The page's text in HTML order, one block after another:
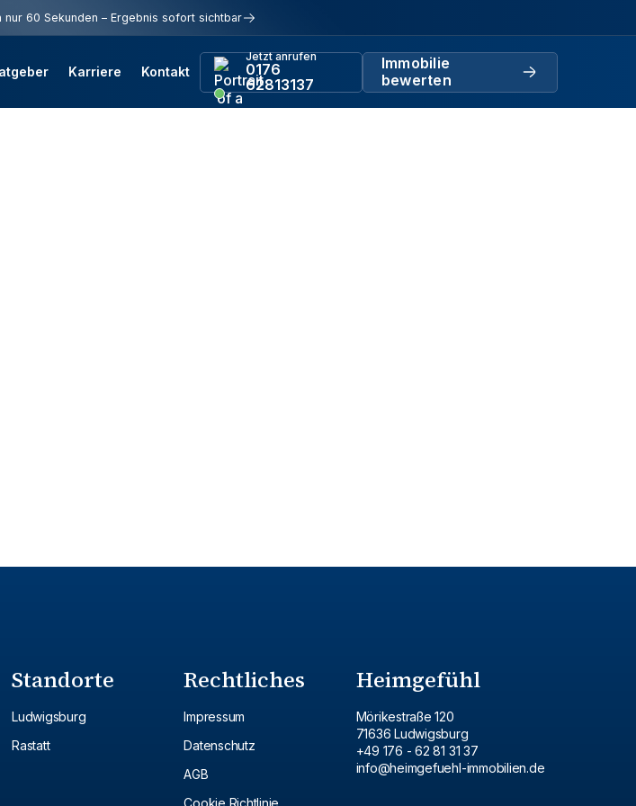
60 Sekunden – Ergebnis sofort sichtbar
Karriere Kontakt
Jetzt anrufen
0176
62813137
Immobilie
bewerten
Standorte
Ludwigsburg
Rastatt
Rechtliches
Impressum
Datenschutz
AGB
Cookie Richtlinie
Heimgefühl
Mörikestraße 120
71636 Ludwigsburg
+49 176 - 62 81 31 37
info@heimgefuehl-immobilien.de